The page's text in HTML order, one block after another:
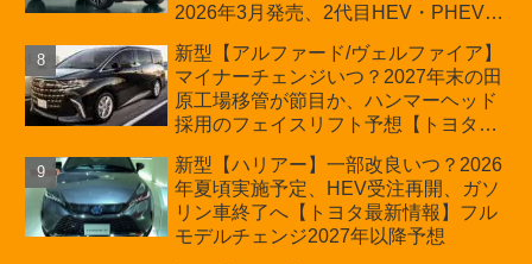
2026年3月発売、2代目HEV・PHEVは
新型【アルファード/ヴェルファイア】
マイナーチェンジいつ？2027年末の田
原工場移管が節目か、ハンマーヘッド
採用のフェイスリフト予想【トヨタ最
費税込価格559万9000円から
新型【ハリアー】一部改良いつ？2026
年夏頃実施予定、HEV受注再開、ガソ
リン車終了へ【トヨタ最新情報】フル
モデルチェンジ2027年以降予想